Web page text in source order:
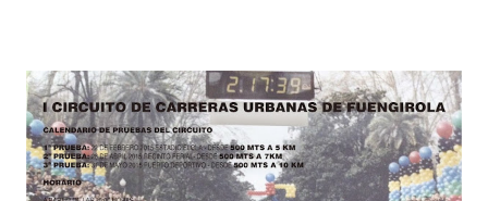
cumple.